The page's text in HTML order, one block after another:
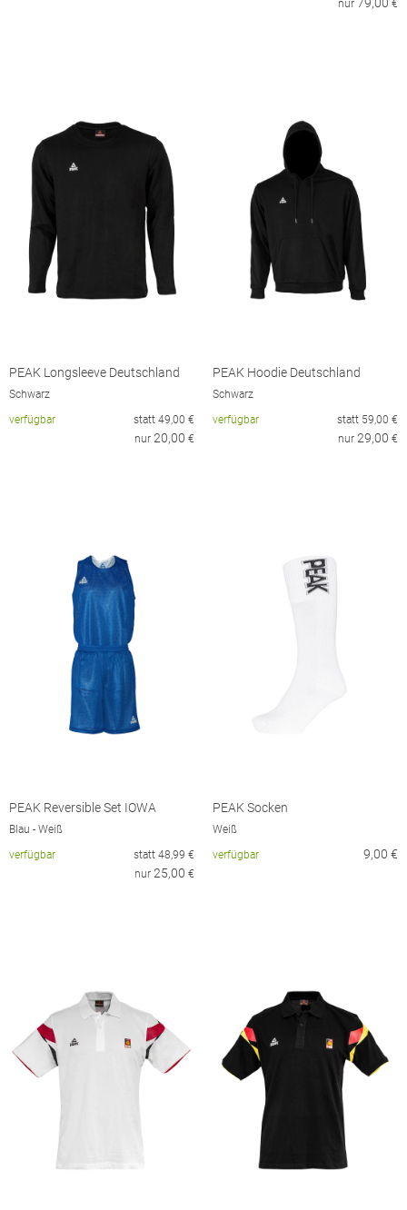
nur €
PEAK Longsleeve Deutschland
Schwarz
verfügbar
statt 49,00 €
nur 20,00 €
PEAK Hoodie Deutschland
Schwarz
verfügbar
statt 59,00 €
nur 29,00 €
PEAK Reversible Set IOWA
Blau - Weiß
verfügbar
statt 48,99 €
nur 25,00 €
PEAK Socken
Weiß
verfügbar
9,00 €